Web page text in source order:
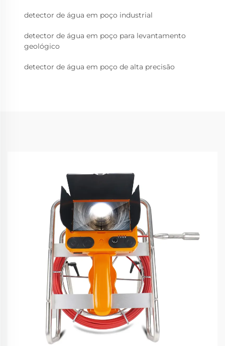
detector de água em poço industrial
detector de água em poço para levantamento
geológico
detector de água em poço de alta precisão